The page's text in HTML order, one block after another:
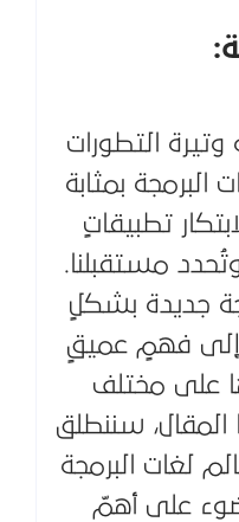
التطورات
البرمجة بمثابة
تطبيقاتٍ
مستقبلنا.
جديدة بشكلٍ
إلى فهمٍ عميقٍ
على مختلف
المقال، سننطلق
لغات البرمجة
على أهمّ